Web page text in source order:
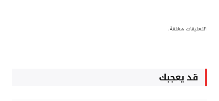
التعليقات مغلقة.
قد يعجبك